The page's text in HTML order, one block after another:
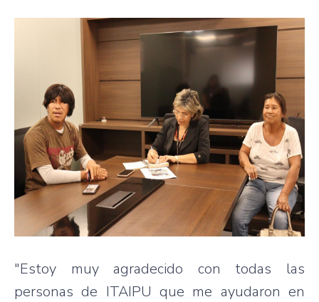
"Estoy muy agradecido con todas las
personas de ITAIPU que me ayudaron en